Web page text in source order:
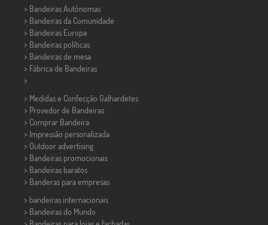
> Bandeiras Autônomas
> Bandeiras da Comunidade
> Bandeiras Europa
> Bandeiras políticas
> Bandeiras de mesa
> Fábrica de Bandeiras
>
> Medidas e Confecção Galhardetes
> Provedor de Bandeiras
> Comprar Bandeira
> Impressão personalizada
> Outdoor advertising
> Bandeiras promocionais
> Bandeiras baratos
> Banderas para empresas
> bandeiras internacionais
> Bandeiras do Mundo